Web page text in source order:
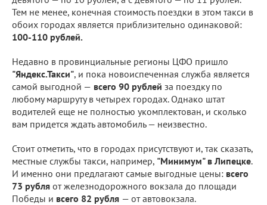
Тем не менее, конечная стоимость поездки в этом такси в
обоих городах является приблизительно одинаковой:
100-110 рублей.
Недавно в провинциальные регионы ЦФО пришло
"Яндекс.Такси", и пока новоиспеченная служба является
самой выгодной — всего 90 рублей за поездку по
любому маршруту в четырех городах. Однако штат
водителей еще не полностью укомплектован, и сколько
вам придется ждать автомобиль — неизвестно.
Стоит отметить, что в городах присутствуют и, так сказать,
местные службы такси, например, "Минимум" в Липецке.
И именно они предлагают самые выгодные цены: всего
73 рубля от железнодорожного вокзала до площади
Победы и всего 82 рубля — от автовокзала.